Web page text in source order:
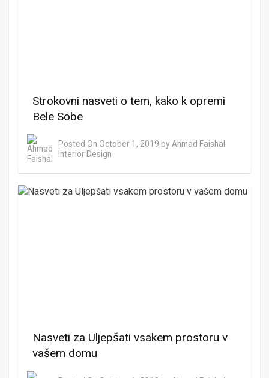
Strokovni nasveti o tem, kako k opremi
Bele Sobe
Posted On October 1, 2019 by Ahmad Faishal
Interior Design
Nasveti za Uljepšati vsakem prostoru v
vašem domu